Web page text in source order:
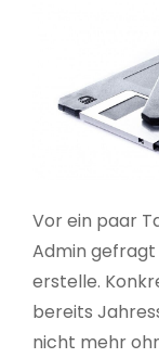
Vor ein paar
Admin gefragt
erstelle.
bereits
nicht mehr